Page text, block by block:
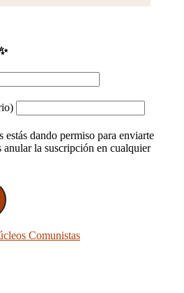
dando permiso para enviarte
anular la suscripción en cualquier
Comunistas